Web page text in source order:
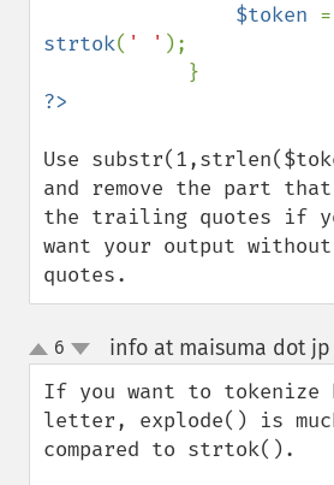
$token
strtok( ' ' );
Use
and remove the part that
the trailing quotes if
want your output without
quotes.
up
down
6 info at maisuma dot jp
If you want to tokenize
letter, explode() is
compared to strtok().